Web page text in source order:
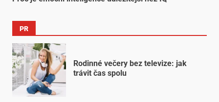
PR
Rodinné večery bez televize: jak
trávit čas spolu